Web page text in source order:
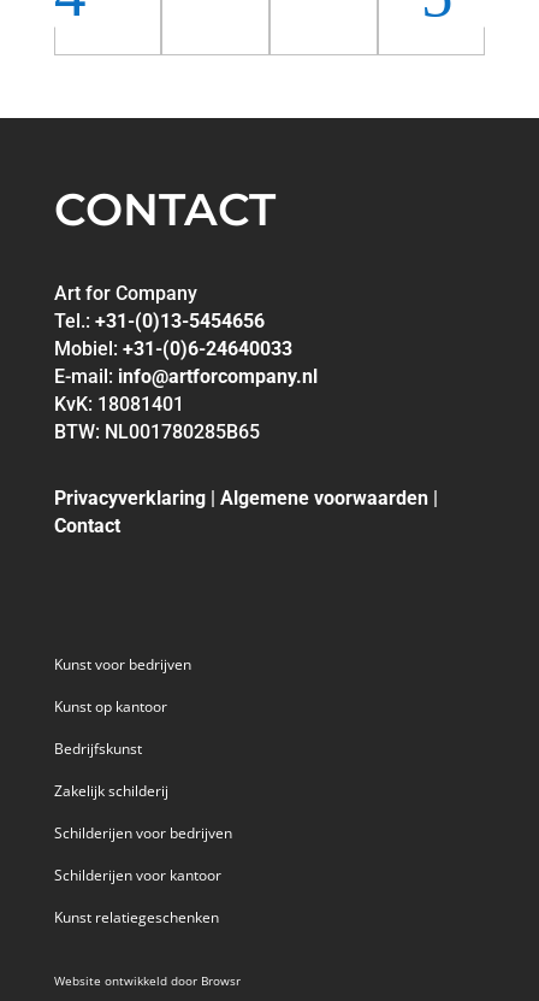
CONTACT
Art for Company
Tel.: +31-(0)13-5454656
Mobiel: +31-(0)6-24640033
E-mail: info@artforcompany.nl
KvK: 18081401
BTW: NL001780285B65
Privacyverklaring| Algemene voorwaarden|
Contact
Kunst voor bedrijven
Kunst op kantoor
Bedrijfskunst
Zakelijk schilderij
Schilderijen voor bedrijven
Schilderijen voor kantoor
Kunst relatiegeschenken
Website ontwikkeld door Browsr